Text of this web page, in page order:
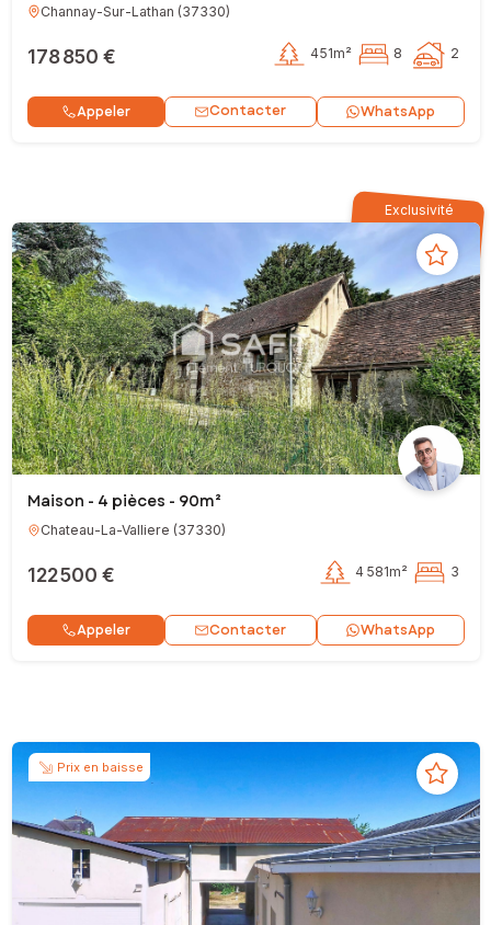
Channay-Sur-Lathan (37330)
178 850 € 451m² 8 2
Appeler Contacter WhatsApp
Exclusivité
Maison - 4 pièces - 90m²
Chateau-La-Valliere (37330)
122 500 € 4 581m² 3
Appeler Contacter WhatsApp
Prix en baisse